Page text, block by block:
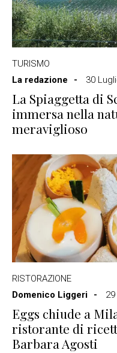
TURISMO
La redazione
30
La Spiaggetta di
immersa nella
meraviglioso
RISTORAZIONE
Domenico Liggeri
Eggs chiude a
ristorante di
Barbara Agosti